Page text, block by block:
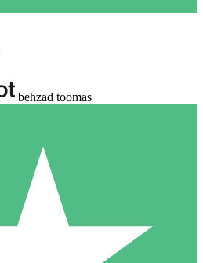
behzad toomas